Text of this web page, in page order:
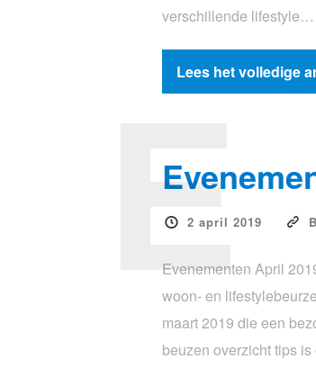
verschillende lifestyle…
Lees het volledige
2 april 2019
E
Evenementen April
woon- en
maart 2019 die een
beuzen overzicht tips